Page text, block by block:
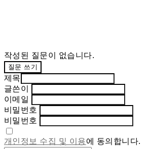
작성된 질문이 없습니다.
질문 쓰기
제목
글쓴이
이메일
비밀번호
비밀번호
개인정보 수집 및 이용에 동의합니다.